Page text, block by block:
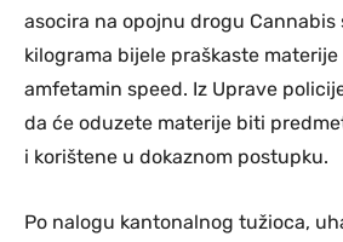
asocira na opojnu drogu Cannabis
kilograma bijele praškaste materije
amfetamin speed. Iz Uprave
da će oduzete materije biti
i korištene u dokaznom postupku.
Po nalogu kantonalnog tužioca,